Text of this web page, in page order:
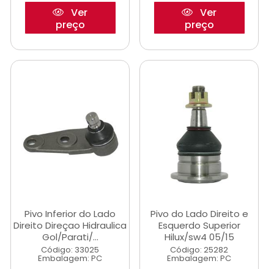
Ver
preço
Ver
preço
Pivo Inferior do Lado
Direito Direçao Hidraulica
Gol/Parati/...
Código: 33025
Embalagem: PC
Pivo do Lado Direito e
Esquerdo Superior
Hilux/sw4 05/15
Código: 25282
Embalagem: PC